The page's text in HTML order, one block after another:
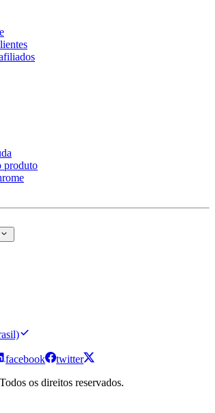
produto
facebook
twitter
os direitos reservados.